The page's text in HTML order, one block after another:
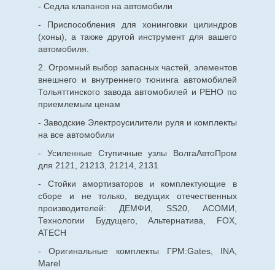
- Седла клапанов на автомобили
- Приспособления для хонинговки цилиндров
(хоны), а также другой инструмент для вашего
автомобиля.
2. Огромный выбор запасных частей, элементов
внешнего и внутреннего тюнинга автомобилей
Тольяттинского завода автомобилей и РЕНО по
приемлемым ценам
- Заводские Электроусилители руля и комплекты
на все автомобили
- Усиленные Ступичные узлы ВолгаАвтоПром
для 2121, 21213, 21214, 2131
- Стойки амортизаторов и комплектующие в
сборе и не только, ведущих отечественных
производителей: ДЕМФИ, SS20, АСОМИ,
Технологии Будущего, Альтернатива, FOX,
ATECH
- Оригинальные комплекты ГРМ:Gates, INA,
Marel